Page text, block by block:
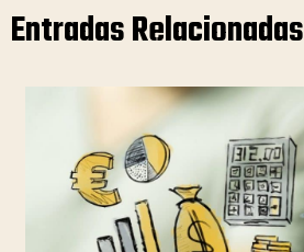
Entradas Relacionadas